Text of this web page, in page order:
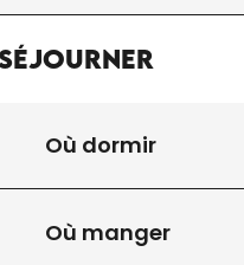
Où dormir
Où manger